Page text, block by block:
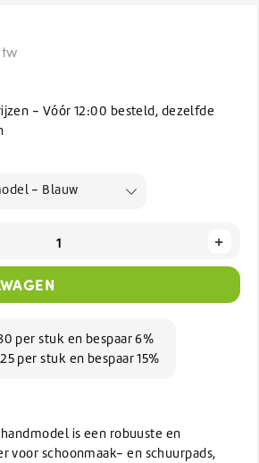
- Vóór 12:00 besteld, dezelfde
- Blauw
+
per stuk en bespaar 6%
per stuk en bespaar 15%
is een robuuste en
voor schoonmaak- en schuurpads,